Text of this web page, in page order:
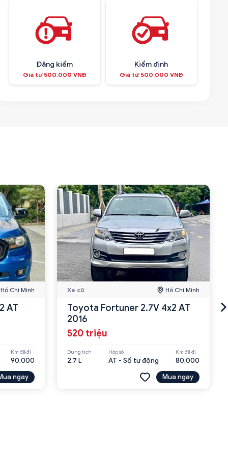
Đăng kiểm
Giá từ 500.000 VNĐ
Kiểm định
Giá từ 500.000 VNĐ
Hồ Chí Minh
AT
Km đã đi
90,000
ngay
Xe cũ Hồ Chí Minh
Toyota Fortuner 2.7V 4x2 AT
2016
520 triệu
Dung tích
2.7 L
Hộp số
AT - Số tự động
Km đã đi
80,000
Mua ngay